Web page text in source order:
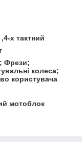
х тактний
Фрези;
колеса;
користувача
мотоблок